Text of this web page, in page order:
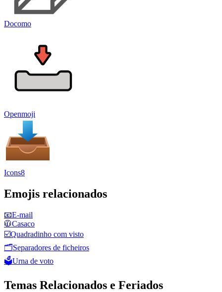
Docomo
Openmoji
Icons8
Emojis relacionados
📧E-mail
🧥Casaco
☑️Quadradinho com visto
🗂️Separadores de ficheiros
🗳️Urna de voto
Temas Relacionados e Feriados